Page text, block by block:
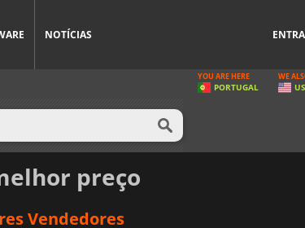
NOTÍCIAS
YOU ARE HERE
PORTUGAL
WE
preço
Vendedores